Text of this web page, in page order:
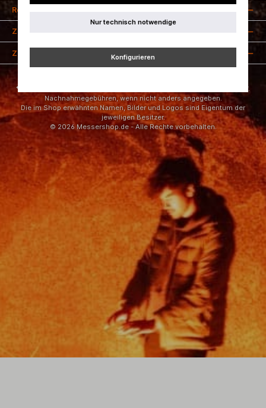
Rechtliches
Zahlungsarten
Zertifizierung
* Alle Preise inkl. gesetzl. Mehrwertsteuer zzgl.
und ggf.
Nachnahmegebühren, wenn nicht anders angegeben.
Die im Shop erwähnten Namen, Bilder und Logos sind Eigentum der
jeweiligen Besitzer.
© 2026 Messershop.de - Alle Rechte vorbehalten.
Nur technisch notwendige
Konfigurieren